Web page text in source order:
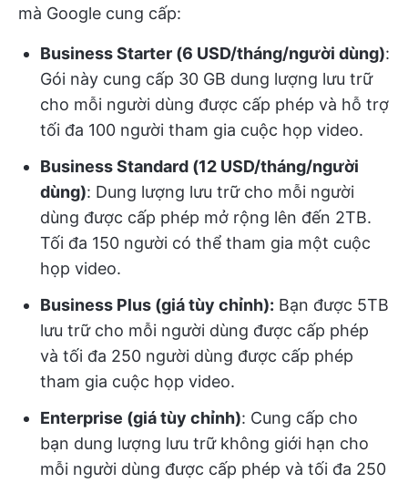
mà Google cung cấp:
Business Starter (6 USD/tháng/người dùng):
Gói này cung cấp 30 GB dung lượng lưu trữ
cho mỗi người dùng được cấp phép và hỗ trợ
tối đa 100 người tham gia cuộc họp video.
Business Standard (12 USD/tháng/người
dùng): Dung lượng lưu trữ cho mỗi người
dùng được cấp phép mở rộng lên đến 2TB.
Tối đa 150 người có thể tham gia một cuộc
họp video.
Business Plus (giá tùy chỉnh): Bạn được 5TB
lưu trữ cho mỗi người dùng được cấp phép
và tối đa 250 người dùng được cấp phép
tham gia cuộc họp video.
Enterprise (giá tùy chỉnh): Cung cấp cho
bạn dung lượng lưu trữ không giới hạn cho
mỗi người dùng được cấp phép và tối đa 250